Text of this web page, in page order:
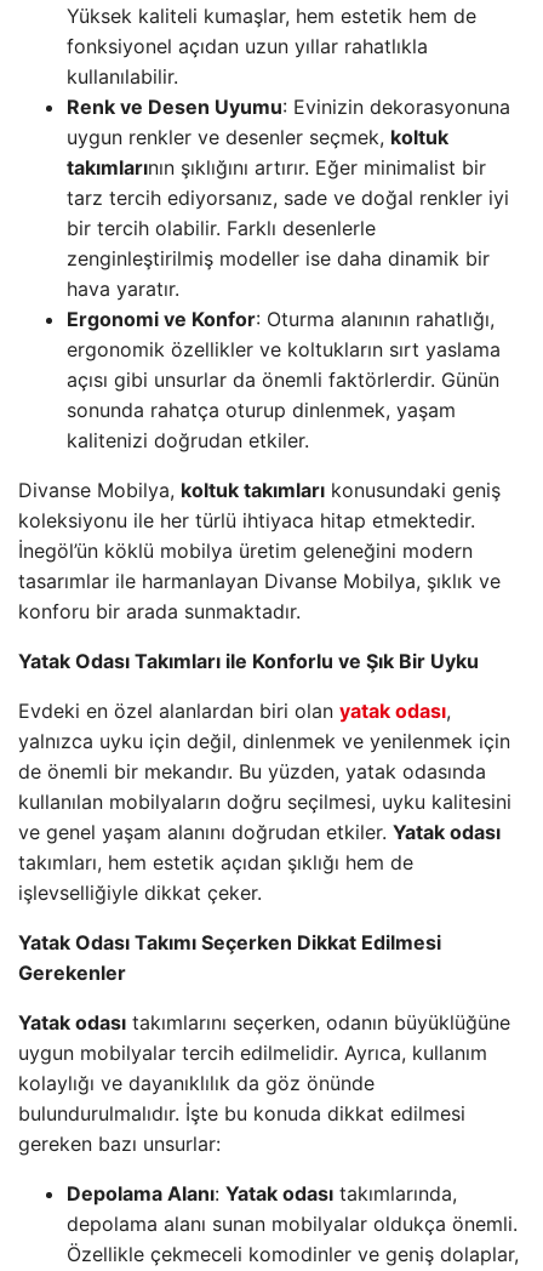
Yüksek kaliteli kumaşlar, hem estetik hem de
fonksiyonel açıdan uzun yıllar rahatlıkla
kullanılabilir.
Renk ve Desen Uyumu: Evinizin dekorasyonuna
uygun renkler ve desenler seçmek, koltuk
takımlarının şıklığını artırır. Eğer minimalist bir
tarz tercih ediyorsanız, sade ve doğal renkler iyi
bir tercih olabilir. Farklı desenlerle
zenginleştirilmiş modeller ise daha dinamik bir
hava yaratır.
Ergonomi ve Konfor: Oturma alanının rahatlığı,
ergonomik özellikler ve koltukların sırt yaslama
açısı gibi unsurlar da önemli faktörlerdir. Günün
sonunda rahatça oturup dinlenmek, yaşam
kalitenizi doğrudan etkiler.
Divanse Mobilya, koltuk takımları konusundaki geniş
koleksiyonu ile her türlü ihtiyaca hitap etmektedir.
İnegöl’ün köklü mobilya üretim geleneğini modern
tasarımlar ile harmanlayan Divanse Mobilya, şıklık ve
konforu bir arada sunmaktadır.
Yatak Odası Takımları ile Konforlu ve Şık Bir Uyku
Evdeki en özel alanlardan biri olan yatak odası,
yalnızca uyku için değil, dinlenmek ve yenilenmek için
de önemli bir mekandır. Bu yüzden, yatak odasında
kullanılan mobilyaların doğru seçilmesi, uyku kalitesini
ve genel yaşam alanını doğrudan etkiler. Yatak odası
takımları, hem estetik açıdan şıklığı hem de
işlevselliğiyle dikkat çeker.
Yatak Odası Takımı Seçerken Dikkat Edilmesi
Gerekenler
Yatak odası takımlarını seçerken, odanın büyüklüğüne
uygun mobilyalar tercih edilmelidir. Ayrıca, kullanım
kolaylığı ve dayanıklılık da göz önünde
bulundurulmalıdır. İşte bu konuda dikkat edilmesi
gereken bazı unsurlar:
Depolama Alanı: Yatak odası takımlarında,
depolama alanı sunan mobilyalar oldukça önemli.
Özellikle çekmeceli komodinler ve geniş dolaplar,